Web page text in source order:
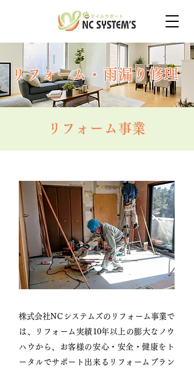
リフォーム・雨漏り修理
リフォーム事業
株式会社NCシステムズのリフォーム事業で
は、リフォーム実績10年以上の膨大なノウ
ハウから、お客様の安心・安全・健康をト
ータルでサポート出来るリフォームプラン